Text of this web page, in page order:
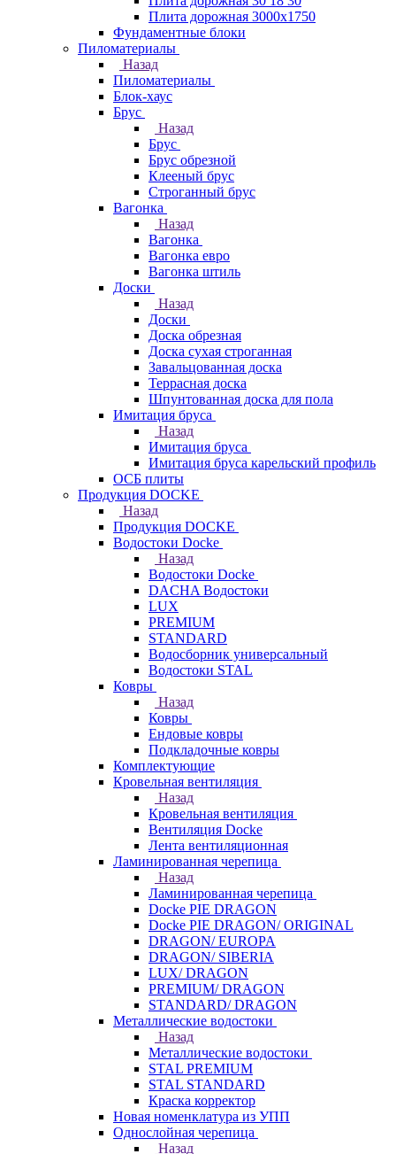
Плита дорожная 3000х1750
Фундаментные блоки
Пиломатериалы
Назад
Пиломатериалы
Блок-хаус
Брус
Назад
Брус
Брус обрезной
Клееный брус
Строганный брус
Вагонка
Назад
Вагонка
Вагонка евро
Вагонка штиль
Доски
Назад
Доски
Доска обрезная
Доска сухая строганная
Завальцованная доска
Террасная доска
Шпунтованная доска для пола
Имитация бруса
Назад
Имитация бруса
Имитация бруса карельский профиль
ОСБ плиты
Продукция DOCKE
Назад
Продукция DOCKE
Водостоки Docke
Назад
Водостоки Docke
DACHA Водостоки
LUX
PREMIUM
STANDARD
Водосборник универсальный
Водостоки STAL
Ковры
Назад
Ковры
Ендовые ковры
Подкладочные ковры
Комплектующие
Кровельная вентиляция
Назад
Кровельная вентиляция
Вентиляция Docke
Лента вентиляционная
Ламинированная черепица
Назад
Ламинированная черепица
Docke PIE DRAGON
Docke PIE DRAGON/ ORIGINAL
DRAGON/ EUROPA
DRAGON/ SIBERIA
LUX/ DRAGON
PREMIUM/ DRAGON
STANDARD/ DRAGON
Металлические водостоки
Назад
Металлические водостоки
STAL PREMIUM
STAL STANDARD
Краска корректор
Новая номенклатура из УПП
Однослойная черепица
Назад